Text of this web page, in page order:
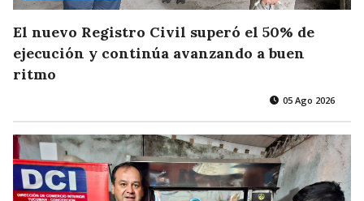
El nuevo Registro Civil superó el 50% de
ejecución y continúa avanzando a buen
ritmo
05 Ago 2026